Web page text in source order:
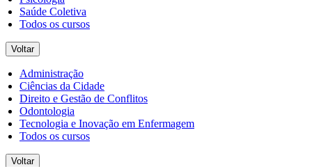
Saúde Coletiva
Todos os cursos
Voltar
Administração
Ciências da Cidade
Direito e Gestão de Conflitos
Odontologia
Tecnologia e Inovação em Enfermagem
Todos os cursos
Voltar